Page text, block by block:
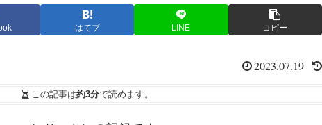
はてブ LINE コピー
2023.07.19
この記事は約3分で読めます。